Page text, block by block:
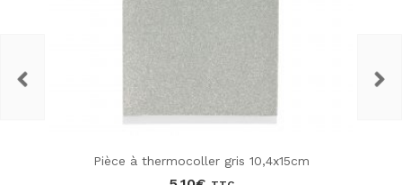
Pièce à thermocoller gris 10,4x15cm